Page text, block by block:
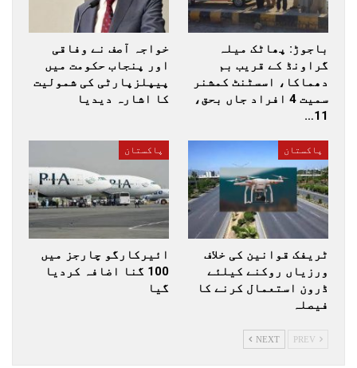
باجوڑ: پھاٹک میلہ
گراونڈ کے قریب بم
دھماکا، اسسٹنٹ کمشنر
سمیت 4 افراد جاں بحق،
11…
خواجہ آصف نے وفاقی
اور پنجاب حکومت میں
پیپلزپارٹی کی شمولیت
کا اشارہ دیدیا
پاکستان
ٹریفک قوانین کی خلاف
ورزیاں روکنے کیلئے
ڈرون استعمال کرنے کا
فیصلہ
پاکستان
ائیرکارگو چارجز میں
100 گنا اضافہ کردیا
گیا
NEXT